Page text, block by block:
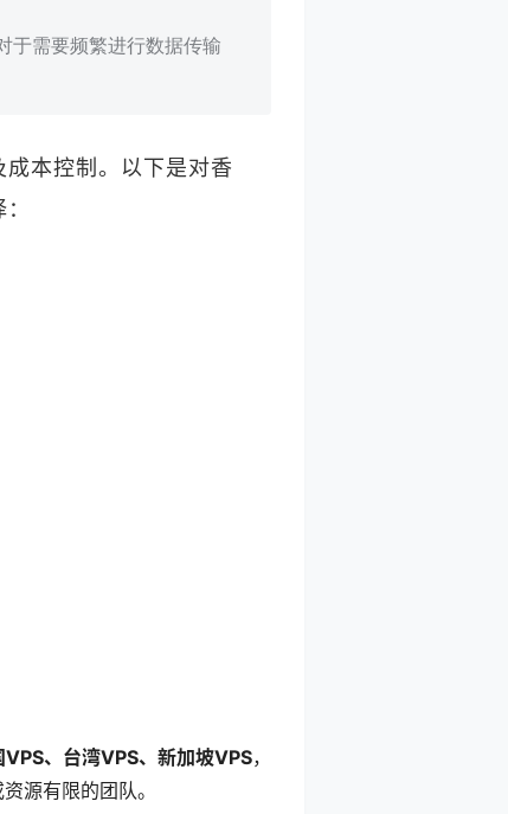
于需要频繁进行数据传输
本控制。以下是对香
、台湾VPS、新加坡VPS，
源有限的团队。